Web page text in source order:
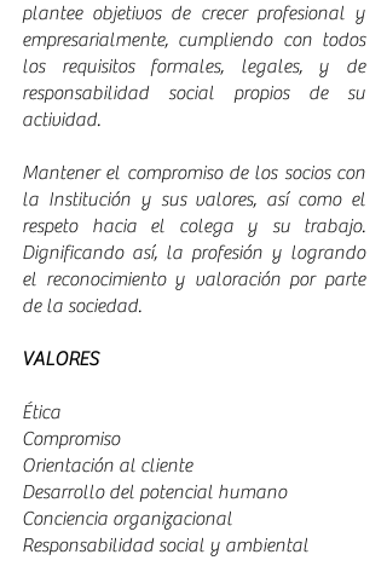
plantee objetivos de crecer profesional y
empresarialmente, cumpliendo con todos
los requisitos formales, legales, y de
responsabilidad social propios de su
actividad.
Mantener el compromiso de los socios con
la Institución y sus valores, así como el
respeto hacia el colega y su trabajo.
Dignificando así, la profesión y logrando
el reconocimiento y valoración por parte
de la sociedad.
VALORES
Ética
Compromiso
Orientación al cliente
Desarrollo del potencial humano
Conciencia organizacional
Responsabilidad social y ambiental